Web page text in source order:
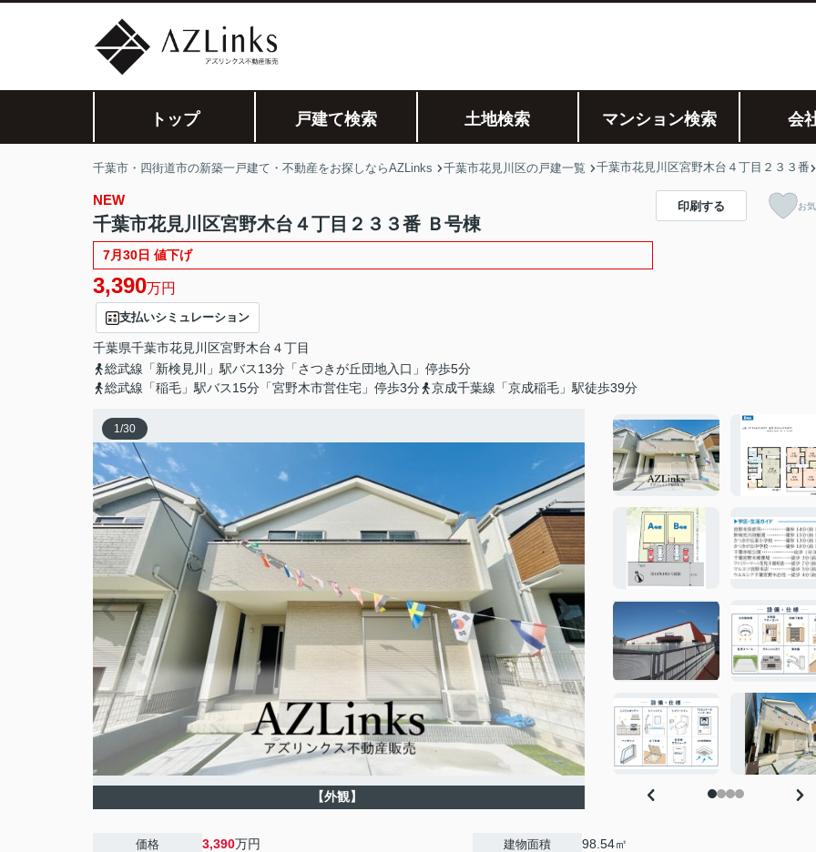
トップ 戸建て検索 土地検索 マンション検索 会
千葉市・四街道市の新築一戸建て・不動産をお探しならAZLinks 千葉市花見川区の戸建一覧 千葉市花見川区宮野木台４丁目２３３番
NEW
千葉市花見川区宮野木台４丁目２３３番 Ｂ号棟
7月30日 値下げ
3,390万円
支払いシミュレーション
千葉県千葉市花見川区宮野木台 ４丁目
総武線「新検見川」駅バス13分「さつきが丘団地入口」停歩5分
総武線「稲毛」駅バス15分「宮野木市営住宅」停歩3分
京成千葉線「京成稲毛」駅徒歩39分
印刷する お
1/30
【外観】
価格 3,390万円 建物面積 98.54㎡